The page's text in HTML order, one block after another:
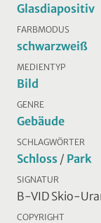
Glasdiapositiv
FARBMODUS
schwarzweiß
MEDIENTYP
Bild
GENRE
Gebäude
SCHLAGWÖRTER
Schloss / Park
SIGNATUR
B-VID Skio-
COPYRIGHT